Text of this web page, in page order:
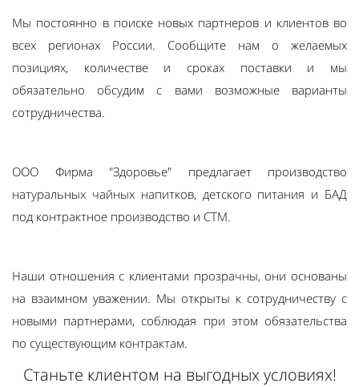
Мы постоянно в поиске новых партнеров и клиентов во
всех регионах России. Сообщите нам о желаемых
позициях, количестве и сроках поставки и мы
обязательно обсудим с вами возможные варианты
сотрудничества.
ООО Фирма "Здоровье" предлагает производство
натуральных чайных напитков, детского питания и БАД
под контрактное производство и СТМ.
Наши отношения с клиентами прозрачны, они основаны
на взаимном уважении. Мы открыты к сотрудничеству с
новыми партнерами, соблюдая при этом обязательства
по существующим контрактам.
Станьте клиентом на выгодных условиях!